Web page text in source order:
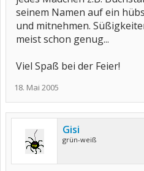
seinem Namen auf ein
und mitnehmen.
meist schon genug...
Viel Spaß bei der Feier!
18. Mai 2005
Gisi
grün-weiß